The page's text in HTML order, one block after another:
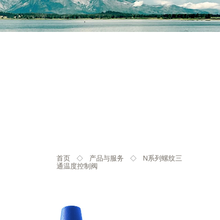
首页 ◇ 产品与服务 ◇
N系列螺纹三
通温度控制阀